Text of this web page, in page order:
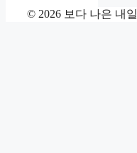
© 2026 보다 나은 내일